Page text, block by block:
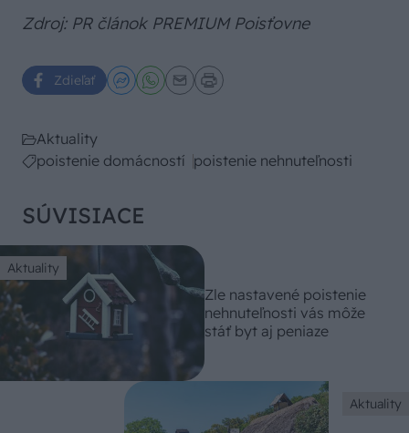
Zdroj: PR článok PREMIUM Poisťovne
Zdieľať
Aktuality
poistenie domácností poistenie nehnuteľnosti
SÚVISIACE
Aktuality
Zle nastavené poistenie
nehnuteľnosti vás môže
stáť byt aj peniaze
Aktuality